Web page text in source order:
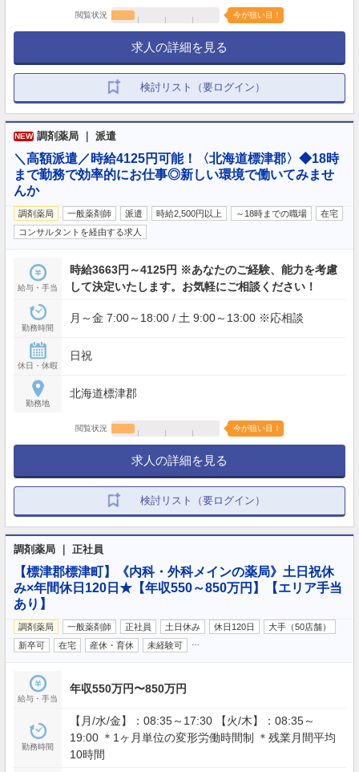
閲覧状況 今が狙い目！
求人の詳細を見る
検討リスト（要ログイン）
NEW 調剤薬局 ｜ 派遣
＼高額派遣／時給4125円可能！〈北海道標津郡〉◆18時
まで勤務で効率的にお仕事◎新しい環境で働いてみませ
んか
調剤薬局 一般薬剤師 派遣 時給2,500円以上 ～18時までの職場
在宅
コンサルタントを経由する求人
給与・手当
時給3663円～4125円 ※あなたのご経験、能力を考慮
して決定いたします。お気軽にご相談ください！
勤務時間
月～金 7:00～18:00 / 土 9:00～13:00 ※応相談
休日・休暇
日祝
勤務地
北海道標津郡
閲覧状況 今が狙い目！
求人の詳細を見る
検討リスト（要ログイン）
調剤薬局 ｜ 正社員
【標津郡標津町】《内科・外科メインの薬局》土日祝休
み×年間休日120日★【年収550～850万円】【エリア手当
あり】
調剤薬局 一般薬剤師 正社員 土日休み 休日120日
大手（50店舗）
新卒可
在宅 産休・育休 未経験可
給与・手当
年収550万円〜850万円
勤務時間
【月/水/金】：08:35～17:30 【火/木】：08:35～
19:00 ＊1ヶ月単位の変形労働時間制 ＊残業月間平均
10時間